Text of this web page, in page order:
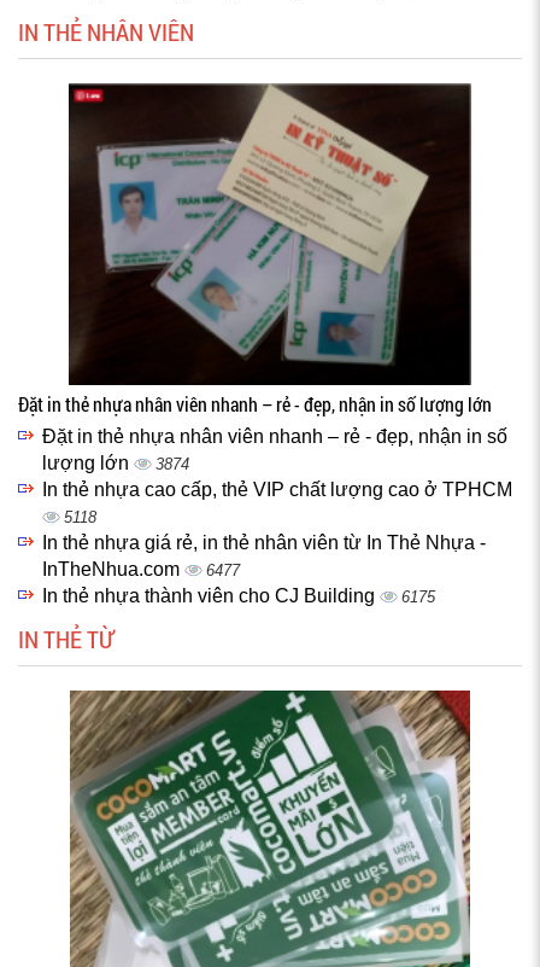
IN THẺ NHÂN VIÊN
Đặt in thẻ nhựa nhân viên nhanh – rẻ - đẹp, nhận in số lượng lớn
Đặt in thẻ nhựa nhân viên nhanh – rẻ - đẹp, nhận in số
lượng lớn
3874
In thẻ nhựa cao cấp, thẻ VIP chất lượng cao ở TPHCM
5118
In thẻ nhựa giá rẻ, in thẻ nhân viên từ In Thẻ Nhựa -
InTheNhua.com
6477
In thẻ nhựa thành viên cho CJ Building 6175
IN THẺ TỪ